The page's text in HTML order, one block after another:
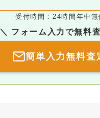
受付時間：24時間年中無
＼ フォーム入力で無料
簡単入力無料査